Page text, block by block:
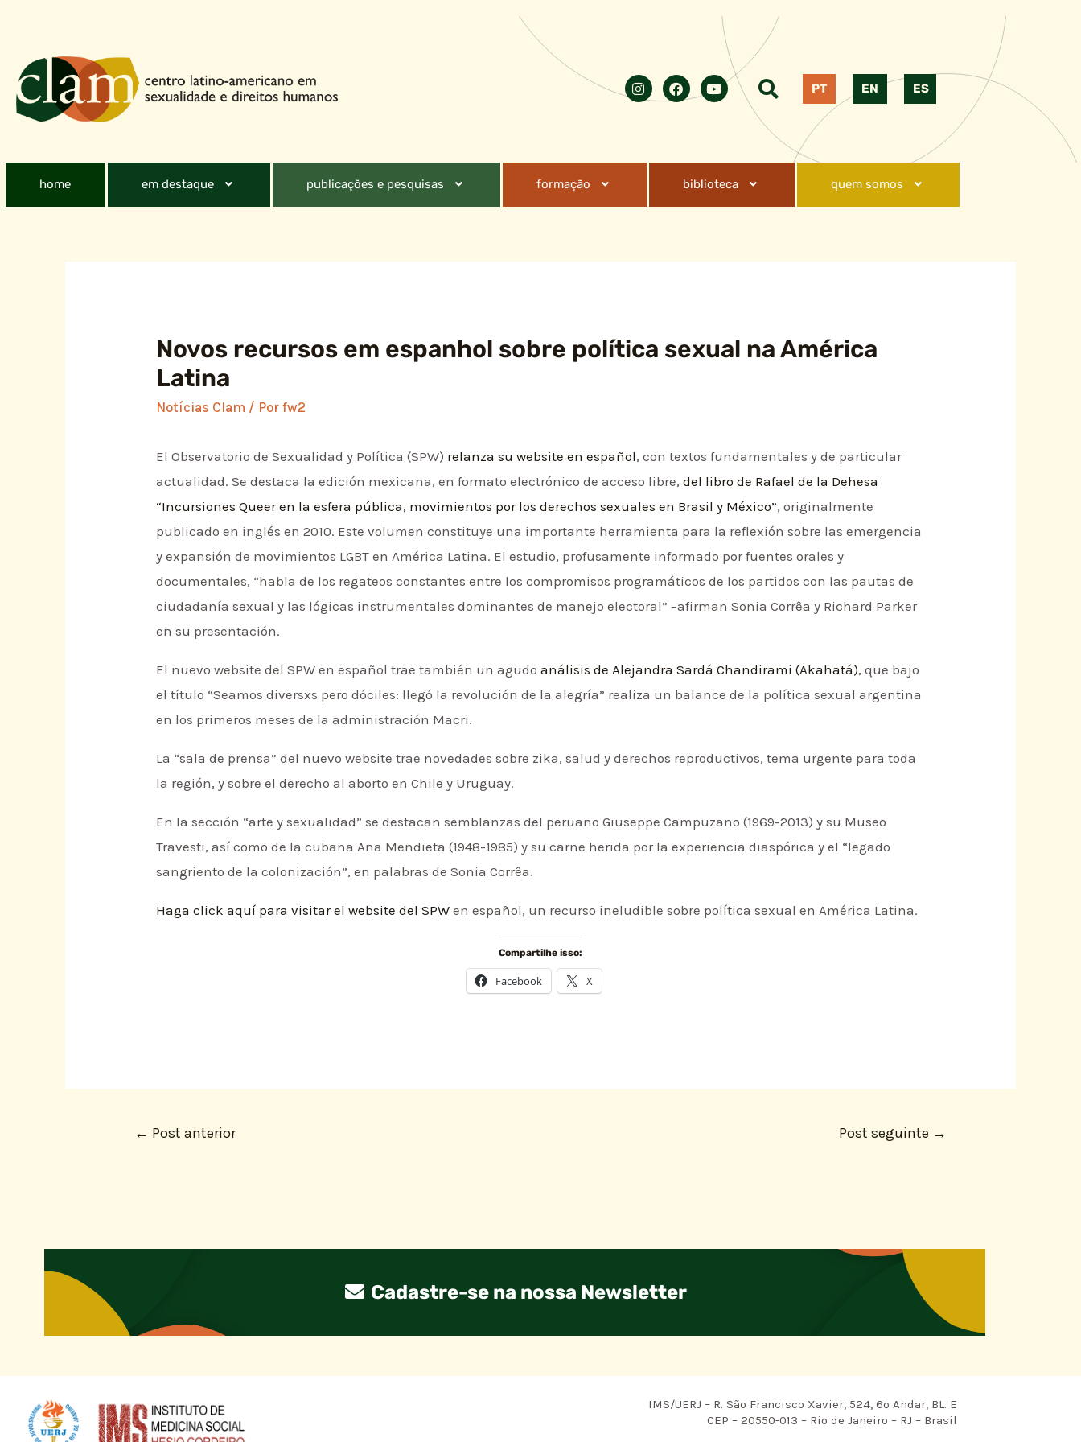
PT EN ES
home em destaque publicações e pesquisas formação biblioteca quem somos
Novos recursos em espanhol sobre política sexual na América
Latina
Notícias Clam / Porfw2
El Observatorio de Sexualidad y Política (SPW) relanza su website en español, con textos fundamentales y de particular
actualidad. Se destaca la edición mexicana, en formato electrónico de acceso libre,del libro de Rafael de la Dehesa
“Incursiones Queer en la esfera pública, movimientos por los derechos sexuales en Brasil y México”, originalmente
publicado en inglés en 2010. Este volumen constituye una importante herramienta para la reflexión sobre las emergencia
y expansión de movimientos LGBT en América Latina. El estudio, profusamente informado por fuentes orales y
documentales, “habla de los regateos constantes entre los compromisos programáticos de los partidos con las pautas de
ciudadanía sexual y las lógicas instrumentales dominantes de manejo electoral” –afirman Sonia Corrêa y Richard Parker
en su presentación.
El nuevo website del SPW en español trae también un agudo análisis de Alejandra Sardá Chandirami (Akahatá), que bajo
el título “Seamos diversxs pero dóciles: llegó la revolución de la alegría” realiza un balance de la política sexual argentina
en los primeros meses de la administración Macri.
La “sala de prensa” del nuevo website trae novedades sobre zika, salud y derechos reproductivos, tema urgente para toda
la región, y sobre el derecho al aborto en Chile y Uruguay.
En la sección “arte y sexualidad” se destacan semblanzas del peruano Giuseppe Campuzano (1969-2013) y su Museo
Travesti, así como de la cubana Ana Mendieta (1948-1985) y su carne herida por la experiencia diaspórica y el “legado
sangriento de la colonización”, en palabras de Sonia Corrêa.
Haga click aquí para visitar el website del SPWen español, un recurso ineludible sobre política sexual en América Latina.
Compartilhe isso:
Facebook X
← Post anterior Post seguinte →
Cadastre-se na nossa Newsletter
IMS/UERJ – R. São Francisco Xavier, 524, 6º Andar, BL. E
CEP – 20550-013 – Rio de Janeiro – RJ – Brasil